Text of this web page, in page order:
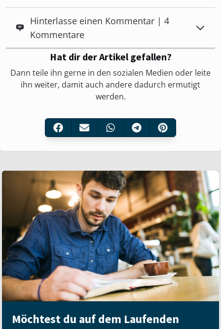
Hinterlasse einen Kommentar | 4
Kommentare
Hat dir der Artikel gefallen?
Dann teile ihn gerne in den sozialen Medien oder leite
ihn weiter, damit auch andere dadurch ermutigt
werden.
Möchtest du auf dem Laufenden